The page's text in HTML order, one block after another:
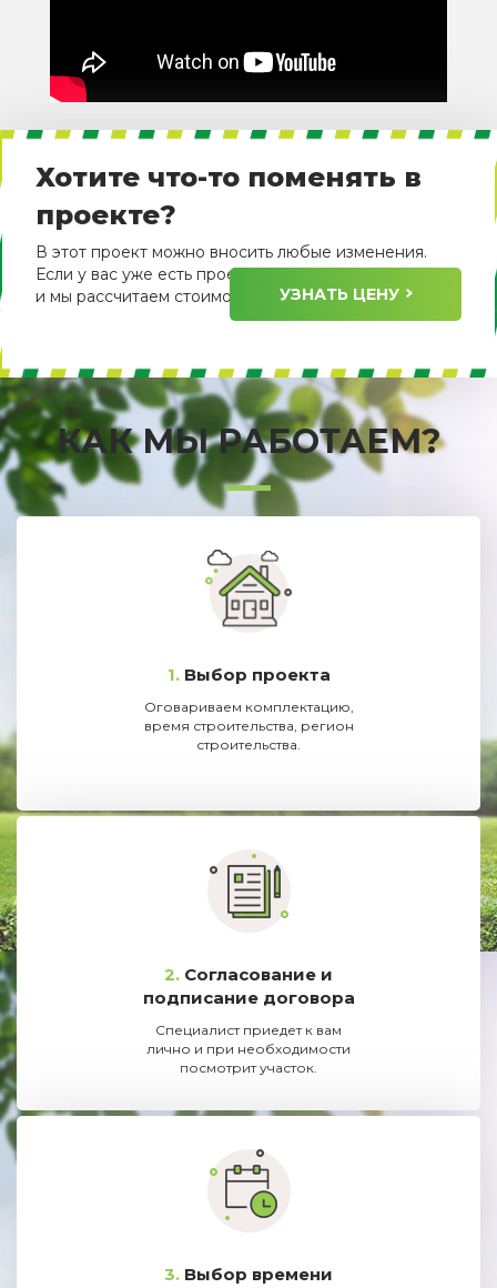
Хотите что-то поменять в
проекте?
В этот проект можно вносить любые изменения.
Если у вас уже есть проект, пришлите его нам
и мы рассчитаем стоимость его изготовления.
УЗНАТЬ ЦЕНУ
КАК МЫ РАБОТАЕМ?
1. Выбор проекта
Оговариваем комплектацию,
время строительства, регион
строительства.
2. Согласование и
подписание договора
Специалист приедет к вам
лично и при необходимости
посмотрит участок.
3. Выбор времени